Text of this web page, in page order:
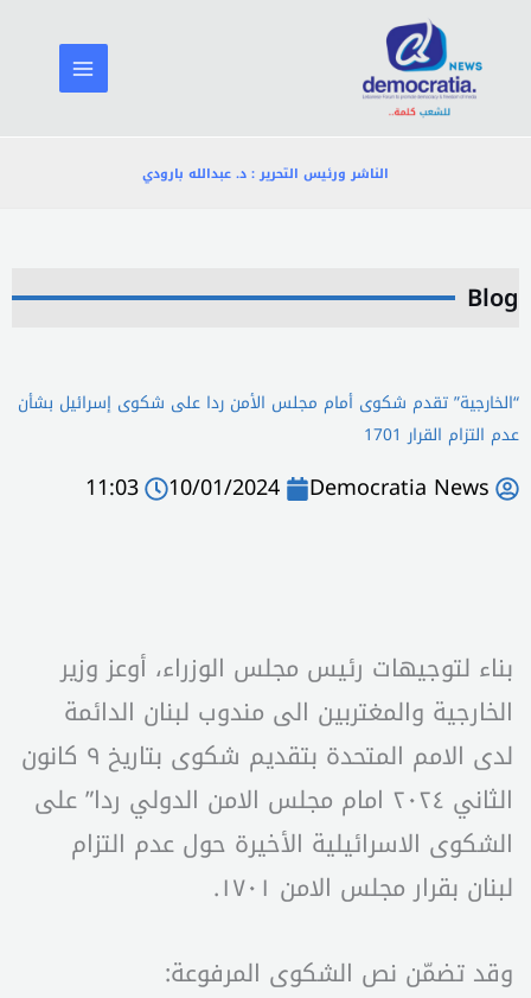
المحتوى
الناشر ورئيس التحرير : د. عبدالله بارودي
Blog
“الخارجية” تقدم شكوى أمام مجلس الأمن ردا على شكوى إسرائيل بشأن
عدم التزام القرار 1701
Democratia News
10/01/2024
11:03
بناء لتوجيهات رئيس مجلس الوزراء، أوعز وزير
الخارجية والمغتربين الى مندوب لبنان الدائمة
لدى الامم المتحدة بتقديم شكوى بتاريخ ٩ كانون
الثاني ٢٠٢٤ امام مجلس الامن الدولي ردا” على
الشكوى الاسرائيلية الأخيرة حول عدم التزام
لبنان بقرار مجلس الامن ١٧٠١.
وقد تضمّن نص الشكوى المرفوعة: